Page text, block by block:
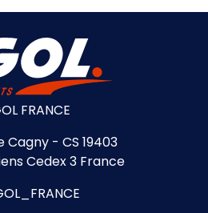
FRANCE
Cagny - CS 19403
Cedex 3 France